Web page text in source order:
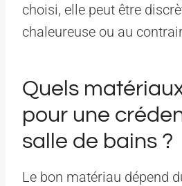
choisi, elle peut être
chaleureuse ou au
Quels
pour une
salle de bains ?
Le bon matériau dépend